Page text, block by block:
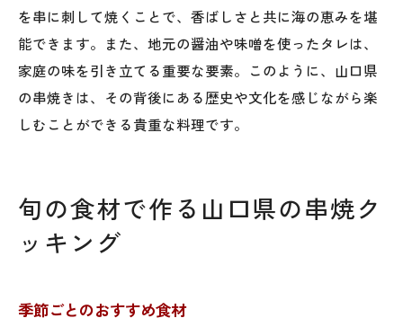
を串に刺して焼くことで、香ばしさと共に海の恵みを堪
能できます。また、地元の醤油や味噌を使ったタレは、
家庭の味を引き立てる重要な要素。このように、山口県
の串焼きは、その背後にある歴史や文化を感じながら楽
しむことができる貴重な料理です。
旬の食材で作る山口県の串焼ク
ッキング
季節ごとのおすすめ食材